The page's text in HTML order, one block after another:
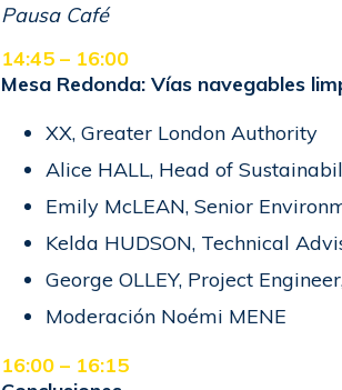
Pausa Café
14:45 – 16:00
Mesa Redonda: Vías navegables
XX, Greater London Authority
Alice HALL, Head of
Emily McLEAN, Senior
Kelda HUDSON, Technical
George OLLEY, Project
Moderación Noémi MENE
16:00 – 16:15